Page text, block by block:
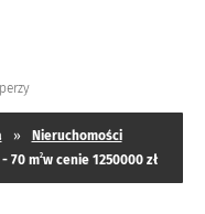
»
Nieruchomości
70 m2w cenie 1250000 zł